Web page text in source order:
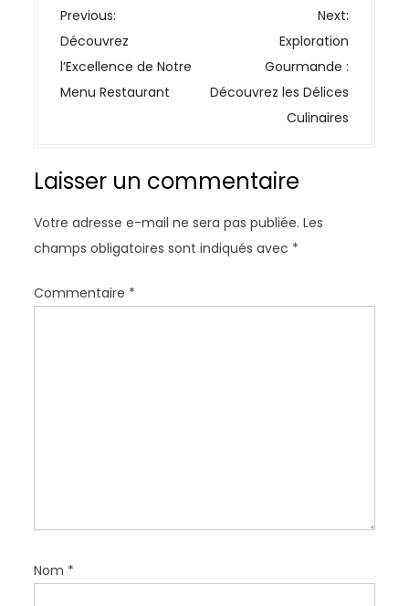
N
a
v
i
i
n
d
e
l
Previous:
Découvrez
l’Excellence de Notre
Menu Restaurant
Next:
Exploration
Gourmande :
Découvrez les Délices
Culinaires
Laisser un commentaire
Votre adresse e-mail ne sera pas publiée. Les
champs obligatoires sont indiqués avec *
Commentaire *
Nom *